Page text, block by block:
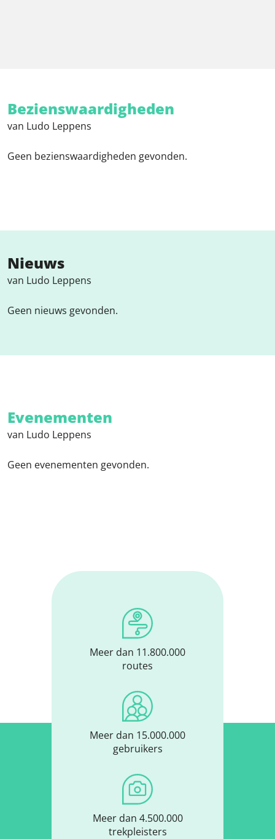
Bezienswaardigheden
van Ludo Leppens
Geen bezienswaardigheden gevonden.
Nieuws
van Ludo Leppens
Geen nieuws gevonden.
Evenementen
van Ludo Leppens
Geen evenementen gevonden.
Meer dan 11.800.000
routes
Meer dan 15.000.000
gebruikers
Meer dan 4.500.000
trekpleisters